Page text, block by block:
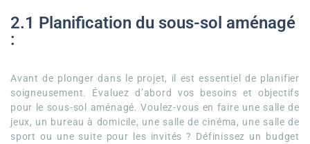
2.1 Planification du sous-sol aménagé
:
Avant de plonger dans le projet, il est essentiel de planifier
soigneusement. Évaluez d’abord vos besoins et objectifs
pour le sous-sol aménagé. Voulez-vous en faire une salle de
jeux, un bureau à domicile, une salle de cinéma, une salle de
sport ou une suite pour les invités ? Définissez un budget